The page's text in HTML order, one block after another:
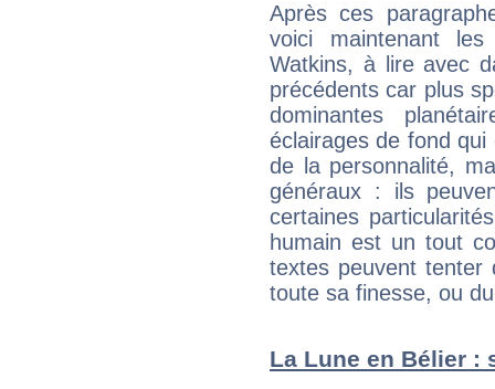
Après ces
voici maintenant
Watkins, à lire avec
précédents car plus
dominantes
éclairages de fond
de la personnalité,
généraux : ils
certaines
humain est un tout
textes peuvent tenter
toute sa finesse, ou
La Lune en Bélier :